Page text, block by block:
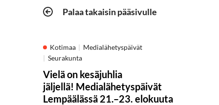
Palaa takaisin pääsivulle
Kotimaa
Medialähetyspäivät
Seurakunta
Vielä on kesäjuhlia
jäljellä! Medialähetyspäivät
Lempäälässä 21.–23. elokuuta